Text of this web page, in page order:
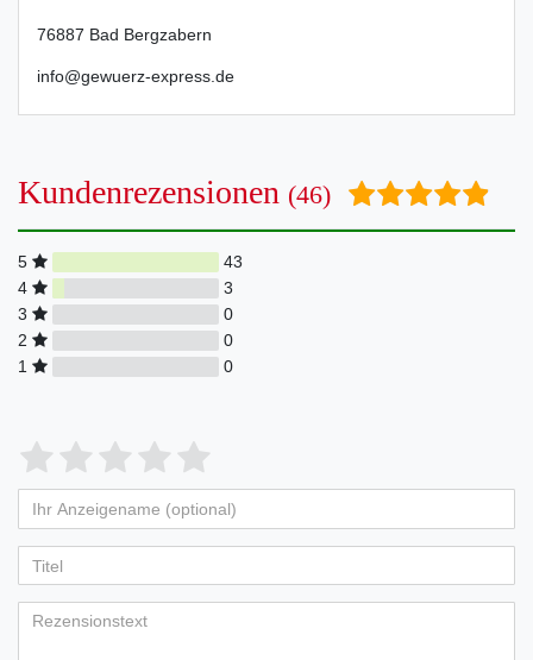
76887 Bad Bergzabern
info@gewuerz-express.de
Kundenrezensionen (46)
5
43
4
3
3
0
2
0
1
0
Bewertungssterne
von
5
Bewertungssternen
4
von
5
Bewertungssternen
3
von
5
Bewertungssternen
2
von
5
Bewertungssternen
1
von
5
Bewertungssternen
Anzeigename
(optional)